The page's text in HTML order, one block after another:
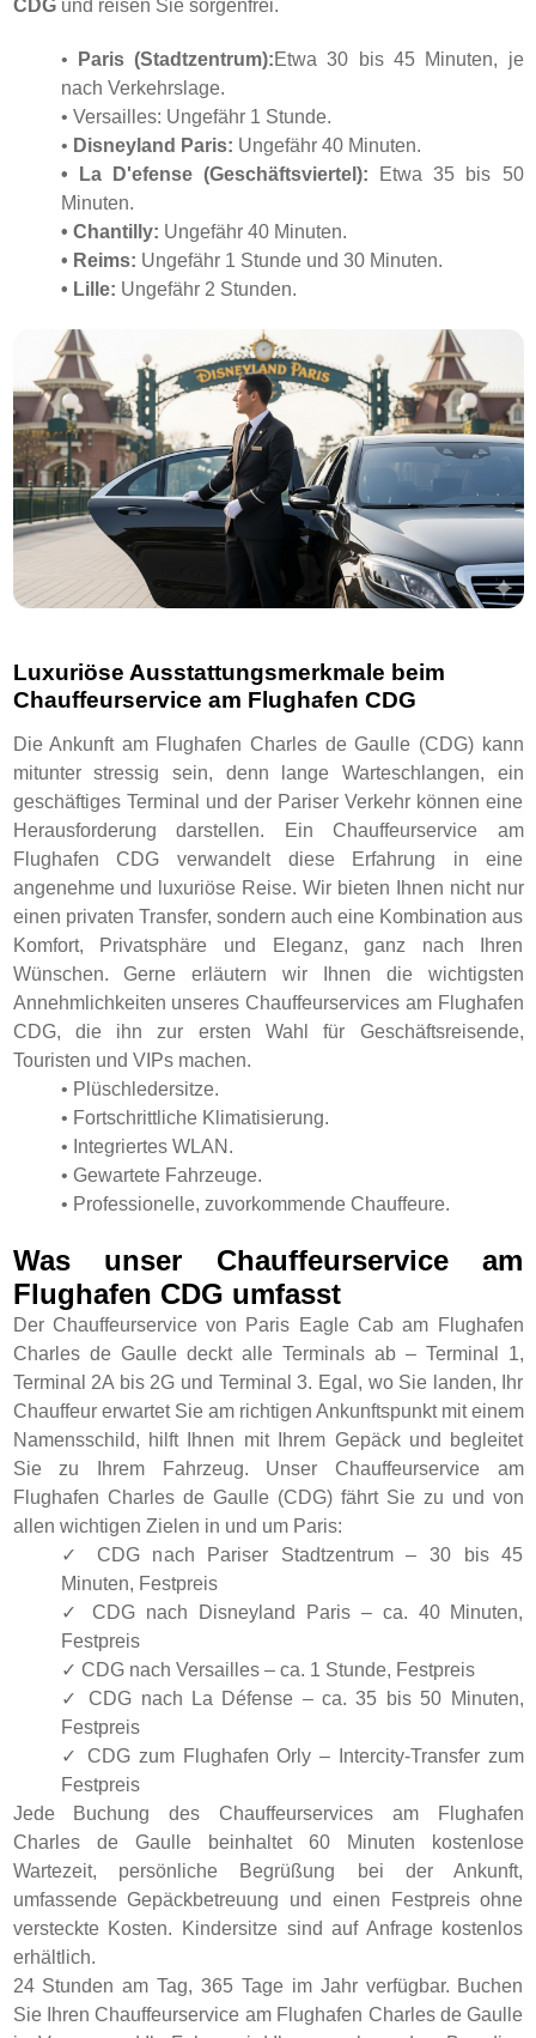
CDGund reisen Sie sorgenfrei.
• Paris (Stadtzentrum):Etwa 30 bis 45 Minuten, je
nach Verkehrslage.
• Versailles: Ungefähr 1 Stunde.
• Disneyland Paris: Ungefähr 40 Minuten.
• La D'efense (Geschäftsviertel): Etwa 35 bis 50
Minuten.
• Chantilly: Ungefähr 40 Minuten.
• Reims: Ungefähr 1 Stunde und 30 Minuten.
• Lille: Ungefähr 2 Stunden.
Luxuriöse Ausstattungsmerkmale beim
Chauffeurservice am Flughafen CDG
Die Ankunft am Flughafen Charles de Gaulle (CDG) kann
mitunter stressig sein, denn lange Warteschlangen, ein
geschäftiges Terminal und der Pariser Verkehr können eine
Herausforderung darstellen. Ein Chauffeurservice am
Flughafen CDG verwandelt diese Erfahrung in eine
angenehme und luxuriöse Reise. Wir bieten Ihnen nicht nur
einen privaten Transfer, sondern auch eine Kombination aus
Komfort, Privatsphäre und Eleganz, ganz nach Ihren
Wünschen. Gerne erläutern wir Ihnen die wichtigsten
Annehmlichkeiten unseres Chauffeurservices am Flughafen
CDG, die ihn zur ersten Wahl für Geschäftsreisende,
Touristen und VIPs machen.
• Plüschledersitze.
• Fortschrittliche Klimatisierung.
• Integriertes WLAN.
• Gewartete Fahrzeuge.
• Professionelle, zuvorkommende Chauffeure.
Was unser Chauffeurservice am
Flughafen CDG umfasst
Der Chauffeurservice von Paris Eagle Cab am Flughafen
Charles de Gaulle deckt alle Terminals ab – Terminal 1,
Terminal 2A bis 2G und Terminal 3. Egal, wo Sie landen, Ihr
Chauffeur erwartet Sie am richtigen Ankunftspunkt mit einem
Namensschild, hilft Ihnen mit Ihrem Gepäck und begleitet
Sie zu Ihrem Fahrzeug. Unser Chauffeurservice am
Flughafen Charles de Gaulle (CDG) fährt Sie zu und von
allen wichtigen Zielen in und um Paris:
✓ CDG nach Pariser Stadtzentrum – 30 bis 45
Minuten, Festpreis
✓ CDG nach Disneyland Paris – ca. 40 Minuten,
Festpreis
✓ CDG nach Versailles – ca. 1 Stunde, Festpreis
✓ CDG nach La Défense – ca. 35 bis 50 Minuten,
Festpreis
✓ CDG zum Flughafen Orly – Intercity-Transfer zum
Festpreis
Jede Buchung des Chauffeurservices am Flughafen
Charles de Gaulle beinhaltet 60 Minuten kostenlose
Wartezeit, persönliche Begrüßung bei der Ankunft,
umfassende Gepäckbetreuung und einen Festpreis ohne
versteckte Kosten. Kindersitze sind auf Anfrage kostenlos
erhältlich.
24 Stunden am Tag, 365 Tage im Jahr verfügbar. Buchen
Sie Ihren Chauffeurservice am Flughafen Charles de Gaulle